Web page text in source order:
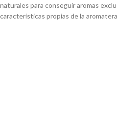
naturales para conseguir aromas
características propias de la